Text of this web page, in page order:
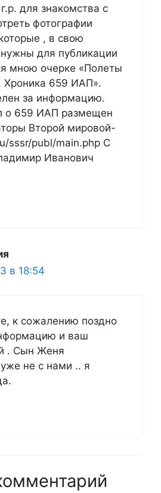
для знакомства с
фотографии
, в свою
для публикации
мною очерке «Полеты
Хроника 659 ИАП».
за информацию.
о 659 ИАП размещен
Второй мировой-
sssr/publ/main.php С
Иванович
в 18:54
к сожалению поздно
и ваш
. Сын Женя
не с нами .. я